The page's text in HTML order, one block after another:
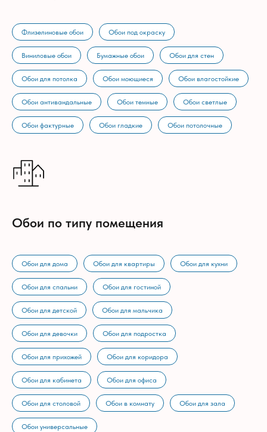
Флизелиновые обои Обои под окраску
Виниловые обои Бумажные обои Обои для стен
Обои для потолка Обои моющиеся Обои влагостойкие
Обои антивандальные Обои темные Обои светлые
Обои фактурные Обои гладкие Обои потолочные
Обои по типу помещения
Обои для дома Обои для квартиры Обои для кухни
Обои для спальни Обои для гостиной
Обои для детской Обои для мальчика
Обои для девочки Обои для подростка
Обои для прихожей Обои для коридора
Обои для кабинета Обои для офиса
Обои для столовой Обои в комнату Обои для зала
Обои универсальные